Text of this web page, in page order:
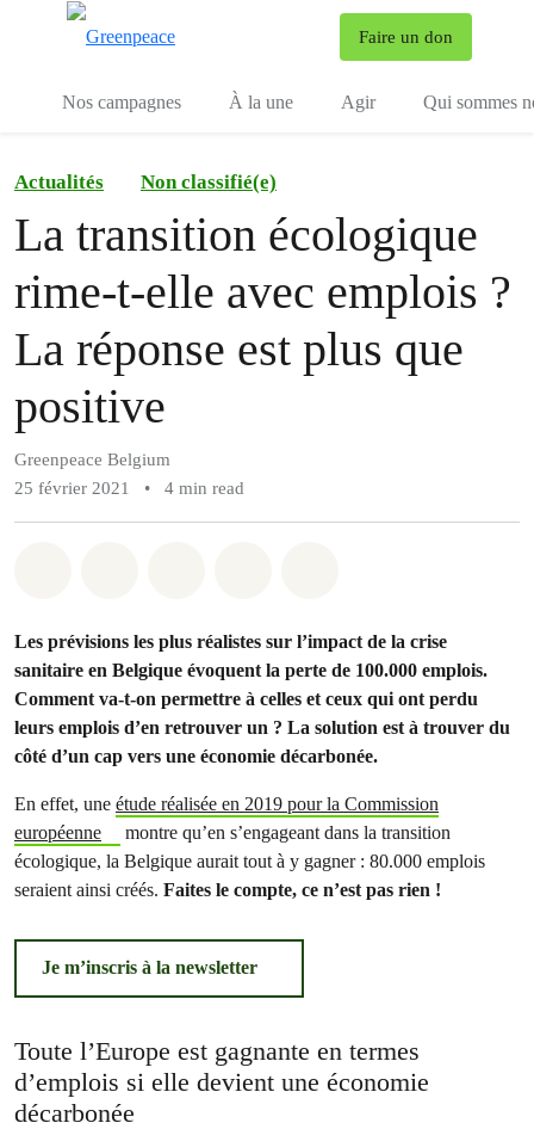
Faire un don
Nos campagnes À la une Agir Qui sommes
Actualités Non classifié(e)
La transition écologique
rime-t-elle avec emplois ?
La réponse est plus que
positive
Greenpeace Belgium
25 février 2021
• 4 min read
Les prévisions les plus réalistes sur l’impact de la crise
sanitaire en Belgique évoquent la perte de 100.000 emplois.
Comment va-t-on permettre à celles et ceux qui ont perdu
leurs emplois d’en retrouver un ? La solution est à trouver du
côté d’un cap vers une économie décarbonée.
En effet, une étude réalisée en 2019 pour la Commission
européenne
montre qu’en s’engageant dans la transition
écologique, la Belgique aurait tout à y gagner : 80.000 emplois
seraient ainsi créés. Faites le compte, ce n’est pas rien !
Je m’inscris à la newsletter
Toute l’Europe est gagnante en termes
d’emplois si elle devient une économie
décarbonée